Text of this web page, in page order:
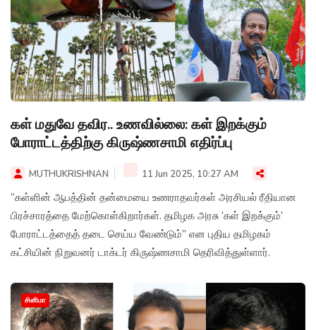
கள் மதுவே தவிர.. உணவில்லை: கள் இறக்கும்
போராட்டத்திற்கு கிருஷ்ணசாமி எதிர்ப்பு
MUTHUKRISHNAN 11 Jun 2025, 10:27 AM
”கள்ளின் ஆபத்தின் தன்மையை உணராதவர்கள் அரசியல் ரீதியான
பிரச்சாரத்தை மேற்கொள்கிறார்கள். தமிழக அரசு ’கள் இறக்கும்’
போராட்டத்தைத் தடை செய்ய வேண்டும்” என புதிய தமிழகம்
கட்சியின் நிறுவனர் டாக்டர் கிருஷ்ணசாமி தெரிவித்துள்ளார்.
சினிமா